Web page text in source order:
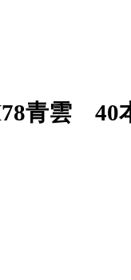
青雲 40